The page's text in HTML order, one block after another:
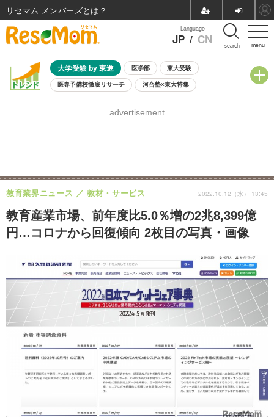
menu
Language
JP / CN search
大学受験 by 東進 医学部 東大受験
医専予備校徹底リサーチ 河合塾×東大特集
8月開催学校説明会・相談会
advertisement
教育産業市場、前年度比5.0％増の2兆8,399億
円…コロナから回復傾向 2枚目の写真・画像
教育業界ニュース 教材・サービス 2022.10.12（水） 13:45
リセマム メンバーズ